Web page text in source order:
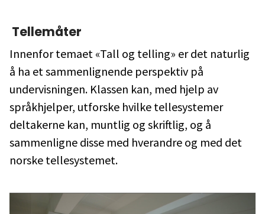
Tellemåter
Innenfor temaet «Tall og telling» er det naturlig
å ha et sammenlignende perspektiv på
undervisningen. Klassen kan, med hjelp av
språkhjelper, utforske hvilke tellesystemer
deltakerne kan, muntlig og skriftlig, og å
sammenligne disse med hverandre og med det
norske tellesystemet.